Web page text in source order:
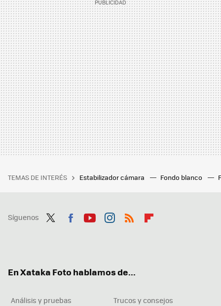
TEMAS DE INTERÉS Estabilizador cámara Fondo blanco
Síguenos
En Xataka Foto hablamos de...
Análisis y pruebas
Trucos y consejos